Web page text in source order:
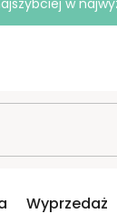
w
Wyprzedaż